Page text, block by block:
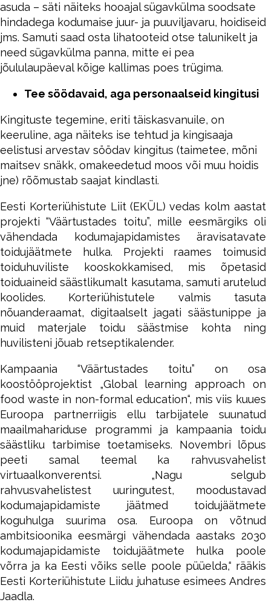
asuda – säti näiteks hooajal sügavkülma soodsate
hindadega kodumaise juur- ja puuviljavaru, hoidiseid
jms. Samuti saad osta lihatooteid otse talunikelt ja
need sügavkülma panna, mitte ei pea
jõululaupäeval kõige kallimas poes trügima.
Tee söödavaid, aga personaalseid kingitusi
Kingituste tegemine, eriti täiskasvanuile, on
keeruline, aga näiteks ise tehtud ja kingisaaja
eelistusi arvestav söödav kingitus (taimetee, mõni
maitsev snäkk, omakeedetud moos või muu hoidis
jne) rõõmustab saajat kindlasti.
Eesti Korteriühistute Liit (EKÜL) vedas kolm aastat
projekti “Väärtustades toitu”, mille eesmärgiks oli
vähendada kodumajapidamistes äravisatavate
toidujäätmete hulka. Projekti raames toimusid
toiduhuviliste kooskokkamised, mis õpetasid
toiduaineid säästlikumalt kasutama, samuti arutelud
koolides. Korteriühistutele valmis tasuta
nõuanderaamat, digitaalselt jagati säästunippe ja
muid materjale toidu säästmise kohta ning
huvilisteni jõuab retseptikalender.
Kampaania “Väärtustades toitu” on osa
koostööprojektist „Global learning approach on
food waste in non-formal education“, mis viis kuues
Euroopa partnerriigis ellu tarbijatele suunatud
maailmahariduse programmi ja kampaania toidu
säästliku tarbimise toetamiseks. Novembri lõpus
peeti samal teemal ka rahvusvahelist
virtuaalkonverentsi. „Nagu selgub
rahvusvahelistest uuringutest, moodustavad
kodumajapidamiste jäätmed toidujäätmete
koguhulga suurima osa. Euroopa on võtnud
ambitsioonika eesmärgi vähendada aastaks 2030
kodumajapidamiste toidujäätmete hulka poole
võrra ja ka Eesti võiks selle poole püüelda,“ rääkis
Eesti Korteriühistute Liidu juhatuse esimees Andres
Jaadla.